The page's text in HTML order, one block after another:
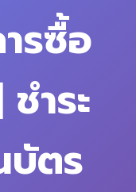
รซื้อ
ำระ
บัตร